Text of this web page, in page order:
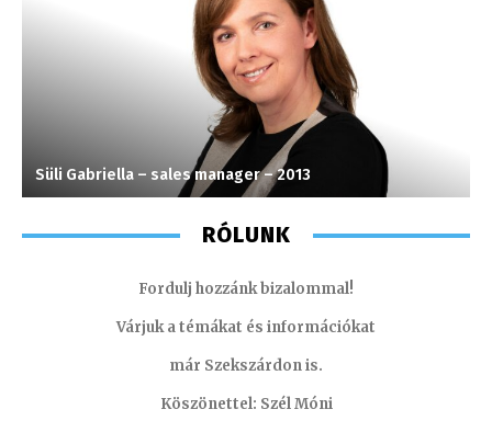
Süli Gabriella – sales manager – 2013
RÓLUNK
Fordulj hozzánk bizalommal!
Várjuk a témákat és információkat
már Szekszárdon is.
Köszönettel: Szél Móni